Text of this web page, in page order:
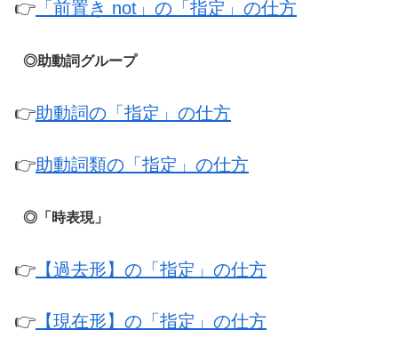
👉 「前置き not」の「指定」の仕方
◎助動詞グループ
👉助動詞の「指定」の仕方
👉助動詞類の「指定」の仕方
◎「時表現」
👉 【過去形】の「指定」の仕方
👉 【現在形】の「指定」の仕方